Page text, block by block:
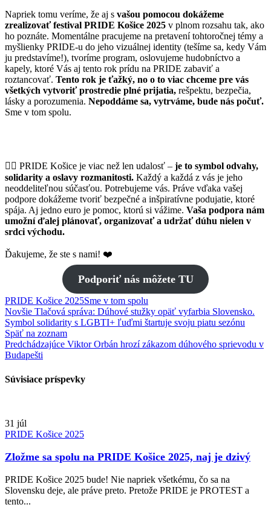
Napriek tomu veríme, že aj s vašou pomocou dokážeme
zrealizovať festival PRIDE Košice 2025 v plnom rozsahu tak, ako
ho poznáte. Momentálne pracujeme na pretavení tohtoročnej témy a
myšlienky PRIDE-u do jeho vizuálnej identity (tešíme sa, kedy Vám
ju predstavíme!), tvoríme program, oslovujeme hudobníctvo a
kapely, ktoré Vás aj tento rok prídu na PRIDE zabaviť a
roztancovať. Tento rok je ťažký, no o to viac chceme pre vás
všetkých vytvoriť prostredie plné prijatia, rešpektu, bezpečia,
lásky a porozumenia. Nepoddáme sa, vytrváme, bude nás počuť.
Sme v tom spolu.
🏳️‍🌈 PRIDE Košice je viac než len udalosť – je to symbol odvahy,
solidarity a oslavy rozmanitosti. Každý a každá z vás je jeho
neoddeliteľnou súčasťou. Potrebujeme vás. Práve vďaka vašej
podpore dokážeme tvoriť bezpečné a inšpiratívne podujatie, ktoré
spája. Aj jedno euro je pomoc, ktorú si vážime. Vaša podpora nám
umožní ďalej plánovať, organizovať a udržať dúhu nielen v
srdci východu.
Ďakujeme, že ste s nami! ❤️
Podporiť nás môžete TU
PRIDE Košice 2025Sme v tom spolu
Novšie Tlačová správa: Dúhové stužky opäť vyfarbia Slovensko.
Symbol solidarity s LGBTI+ ľuďmi štartuje svoju piatu sezónu
Späť na zoznam
Predchádzajúce Viktor Orbán hrozí zákazom dúhového sprievodu v
Budapešti
Súvisiace príspevky
31 júl
PRIDE Košice 2025
Zložme sa spolu na PRIDE Košice 2025, naj je dzivý
PRIDE Košice 2025 bude! Nie napriek všetkému, čo sa na
Slovensku deje, ale práve preto. Pretože PRIDE je PROTEST a
tento...